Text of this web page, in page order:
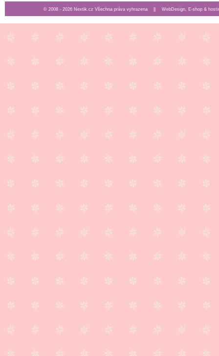
© 2008 - 2026 Nextik.cz Všechna práva vyhrazena || WebDesign, E-shop &